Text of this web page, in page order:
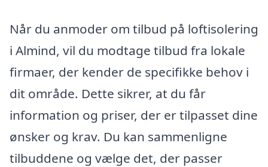
Når du anmoder om tilbud på loftisolering
i Almind, vil du modtage tilbud fra lokale
firmaer, der kender de specifikke behov i
dit område. Dette sikrer, at du får
information og priser, der er tilpasset dine
ønsker og krav. Du kan sammenligne
tilbuddene og vælge det, der passer